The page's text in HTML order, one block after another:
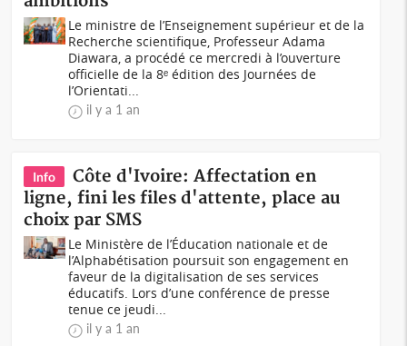
Le ministre de l’Enseignement supérieur et de la
Recherche scientifique, Professeur Adama
Diawara, a procédé ce mercredi à l’ouverture
officielle de la 8ᵉ édition des Journées de
l’Orientati...
il y a 1 an
Info
Côte d'Ivoire: Affectation en
ligne, fini les files d'attente, place au
choix par SMS
Le Ministère de l’Éducation nationale et de
l’Alphabétisation poursuit son engagement en
faveur de la digitalisation de ses services
éducatifs. Lors d’une conférence de presse
tenue ce jeudi...
il y a 1 an